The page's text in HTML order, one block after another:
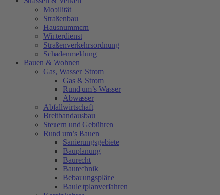
Mobilität
Straßenbau
Hausnummern
Winterdienst
Straßenverkehrsordnung
Schadenmeldung
Bauen & Wohnen
Gas, Wasser, Strom
Gas & Strom
Rund um’s Wasser
Abwasser
Abfallwirtschaft
Breitbandausbau
Steuern und Gebühren
Rund um’s Bauen
Sanierungsgebiete
Bauplanung
Baurecht
Bautechnik
Bebauungspläne
Bauleitplanverfahren